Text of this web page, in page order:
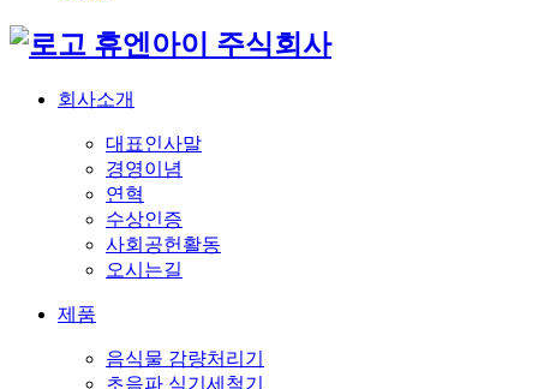
휴엔아이 주식회사
회사소개
대표인사말
경영이념
연혁
수상인증
사회공헌활동
오시는길
제품
음식물 감량처리기
초음파 식기세척기